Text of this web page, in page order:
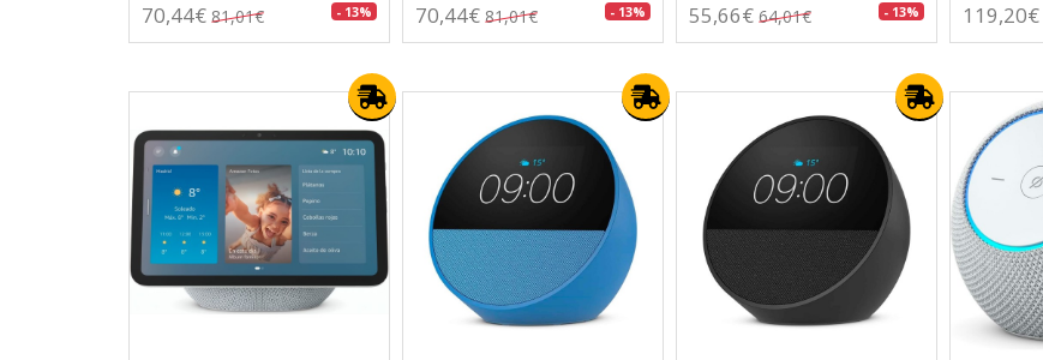
70,44€ 81,01€ - 13% 70,44€ 81,01€ - 13% 55,66€ 64,01€ - 13% 119,20€